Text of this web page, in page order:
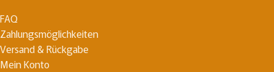
FAQ
Zahlungsmöglichkeiten
Versand & Rückgabe
Mein Konto